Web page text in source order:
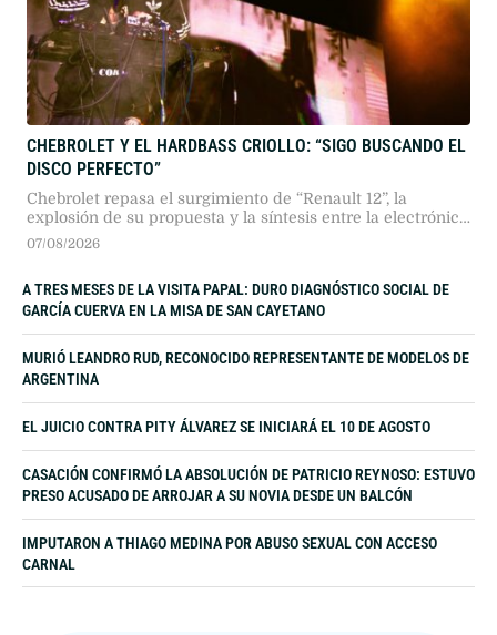
CHEBROLET Y EL HARDBASS CRIOLLO: “SIGO BUSCANDO EL
DISCO PERFECTO”
Chebrolet repasa el surgimiento de “Renault 12”, la
explosión de su propuesta y la síntesis entre la electrónica
rusa y la cultura popular argentina. Un recorrido por sus
07/08/2026
A TRES MESES DE LA VISITA PAPAL: DURO DIAGNÓSTICO SOCIAL DE
GARCÍA CUERVA EN LA MISA DE SAN CAYETANO
MURIÓ LEANDRO RUD, RECONOCIDO REPRESENTANTE DE MODELOS DE
ARGENTINA
EL JUICIO CONTRA PITY ÁLVAREZ SE INICIARÁ EL 10 DE AGOSTO
CASACIÓN CONFIRMÓ LA ABSOLUCIÓN DE PATRICIO REYNOSO: ESTUVO
PRESO ACUSADO DE ARROJAR A SU NOVIA DESDE UN BALCÓN
IMPUTARON A THIAGO MEDINA POR ABUSO SEXUAL CON ACCESO
CARNAL